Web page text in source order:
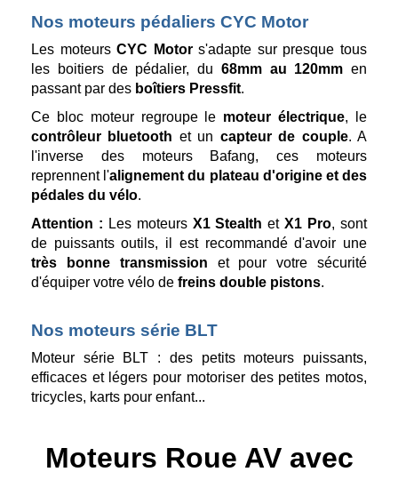
Nos moteurs pédaliers CYC Motor
Les moteursCYC Motors'adapte sur presque tous
les boitiers de pédalier, du 68mm au 120mm en
passant par des boîtiers Pressfit.
Ce bloc moteur regroupe le moteur électrique, le
contrôleur bluetooth et un capteur de couple. A
l'inverse des moteurs Bafang, ces moteurs
reprennent l'alignement du plateau d'origine et des
pédales du vélo.
Attention : Les moteurs X1 Stealth etX1 Pro, sont
de puissants outils, il est recommandé d'avoir une
très bonne transmission et pour votre sécurité
d'équiper votre vélo de freins double pistons.
Nos moteurs série BLT
Moteur série BLT : des petits moteurs puissants,
efficaces et légers pour motoriser des petites motos,
tricycles, karts pour enfant...
Moteurs Roue AV avec